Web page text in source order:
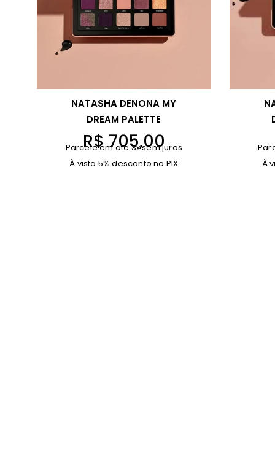
NATASHA DENONA MY
DREAM PALETTE
R$705,00
Parcele em até 3x sem juros
À vista 5% desconto no PIX
À